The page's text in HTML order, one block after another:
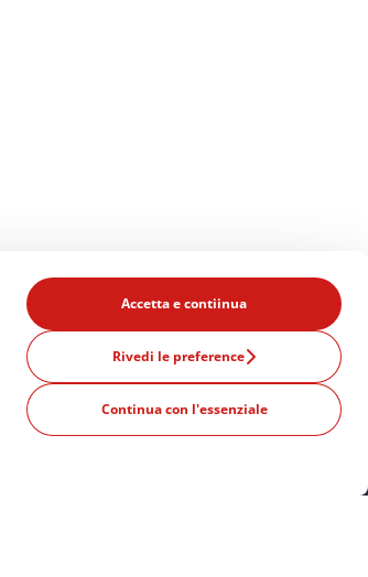
Italia
Accetta e contiinua
Rivedi le preference
Continua con l'essenziale